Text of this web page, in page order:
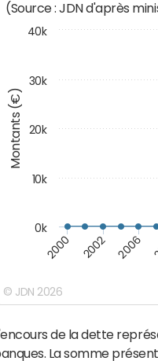
Montants (€)
(Source : JDN d'après
2000 2002 2006
0k
10k
20k
30k
40k
© JDN 2026
de la dette
La somme